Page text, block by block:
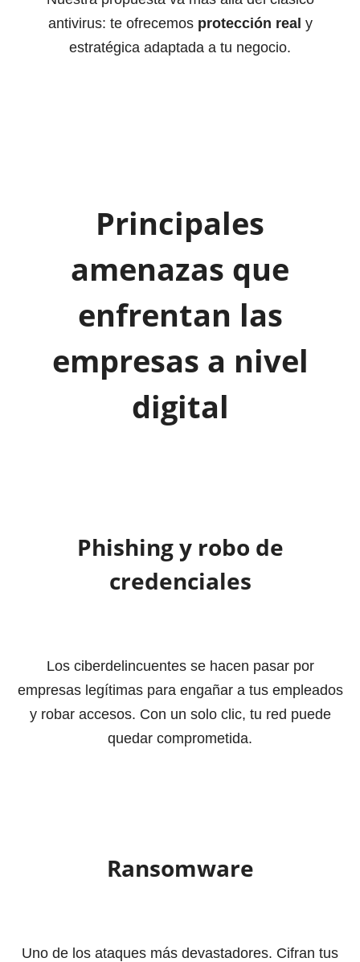
antivirus: te ofrecemos protección real y
estratégica adaptada a tu negocio.
Principales
amenazas que
enfrentan las
empresas a nivel
digital
Phishing y robo de
credenciales
Los ciberdelincuentes se hacen pasar por
empresas legítimas para engañar a tus empleados
y robar accesos. Con un solo clic, tu red puede
quedar comprometida.
Ransomware
Uno de los ataques más devastadores. Cifran tus